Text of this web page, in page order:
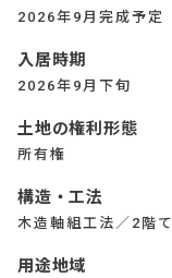
2026年9月完成予定
入居時期
2026年9月下旬
土地の権利形態
所有権
構造・工法
木造軸組工法／2階て
用途地域